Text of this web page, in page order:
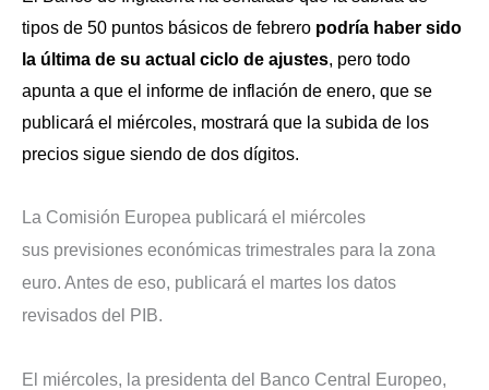
tipos de 50 puntos básicos de febrero podría haber sido
la última de su actual ciclo de ajustes, pero todo
apunta a que el informe de inflación de enero, que se
publicará el miércoles, mostrará que la subida de los
precios sigue siendo de dos dígitos.
La Comisión Europea publicará el miércoles
sus previsiones económicas trimestrales para la zona
euro. Antes de eso, publicará el martes los datos
revisados del PIB.
El miércoles, la presidenta del Banco Central Europeo,